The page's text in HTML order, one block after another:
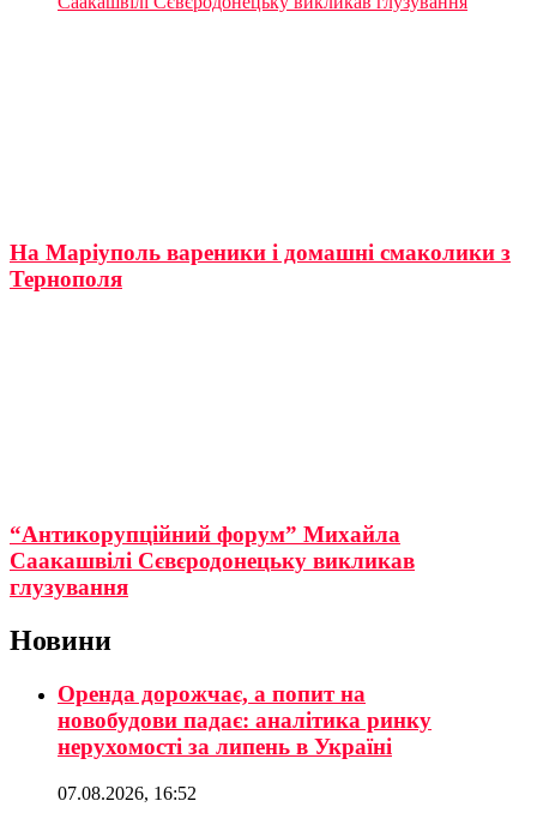
На Маріуполь вареники і домашні смаколики з
Тернополя
“Антикорупційний форум” Михайла
Саакашвілі Сєвєродонецьку викликав
глузування
Новини
Оренда дорожчає, а попит на
новобудови падає: аналітика ринку
нерухомості за липень в Україні
07.08.2026, 16:52